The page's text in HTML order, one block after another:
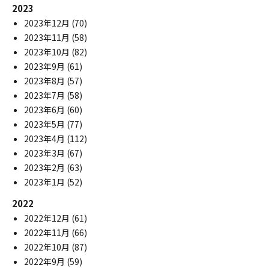
2023
2023年12月 (70)
2023年11月 (58)
2023年10月 (82)
2023年9月 (61)
2023年8月 (57)
2023年7月 (58)
2023年6月 (60)
2023年5月 (77)
2023年4月 (112)
2023年3月 (67)
2023年2月 (63)
2023年1月 (52)
2022
2022年12月 (61)
2022年11月 (66)
2022年10月 (87)
2022年9月 (59)